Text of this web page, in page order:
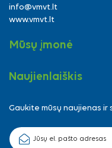
info@vmvt.lt
www.vmvt.lt
Mūsų įmonė
Naujienlaiškis
Gaukite mūsų naujienas ir